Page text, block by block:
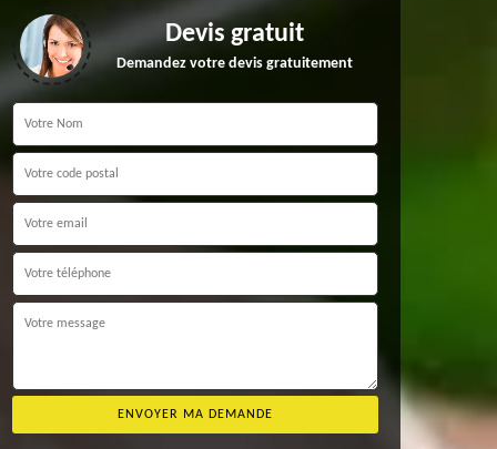
Devis gratuit
Demandez votre devis gratuitement